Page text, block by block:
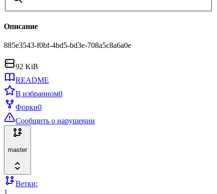
Описание
885e3543-f0bf-4bd5-bd3e-708a5c8a6a0e
92 KiB
README
В избранном0
Форки0
Сообщить о нарушении
master
Ветки:
1